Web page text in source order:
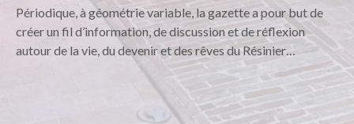
Périodique, à géométrie variable, la gazette a pour but de
créer un fil d’information, de discussion et de réflexion
autour de la vie, du devenir et des rêves du Résinier…